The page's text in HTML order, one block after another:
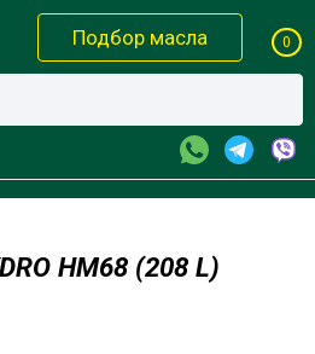
Подбор масла 0
HM68 (208 L)